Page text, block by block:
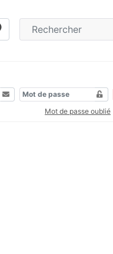
Mot de passe oublié